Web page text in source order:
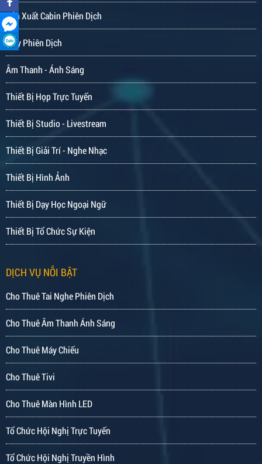
Sản Xuất Cabin Phiên Dịch
Máy Phiên Dịch
Âm Thanh - Ánh Sáng
Thiết Bị Họp Trực Tuyến
Thiết Bị Studio - Livestream
Thiết Bị Giải Trí - Nghe Nhạc
Thiết Bị Hình Ảnh
Thiết Bị Dạy Học Ngoại Ngữ
Thiết Bị Tổ Chức Sự Kiện
DỊCH VỤ NỖI BẬT
Cho Thuê Tai Nghe Phiên Dịch
Cho Thuê Âm Thanh Ánh Sáng
Cho Thuê Máy Chiếu
Cho Thuê Tivi
Cho Thuê Màn Hình LED
Tổ Chức Hội Nghị Trực Tuyến
Tổ Chức Hội Nghị Truyền Hình